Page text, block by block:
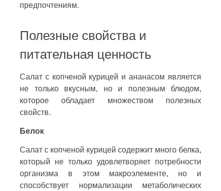
предпочтениям.
Полезные свойства и
питательная ценность
Салат с копченой курицей и ананасом является
не только вкусным, но и полезным блюдом,
которое обладает множеством полезных
свойств.
Белок
Салат с копченой курицей содержит много белка,
который не только удовлетворяет потребности
организма в этом макроэлементе, но и
способствует нормализации метаболических